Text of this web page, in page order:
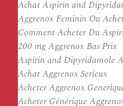
Achat Aspirin and
Aggrenox Feminin Ou
Comment Acheter Du
200 mg Aggrenox Bas Prix
Aspirin and Dipyridamole
Achat Aggrenox Serieux
Acheter Aggrenox
Acheter Générique